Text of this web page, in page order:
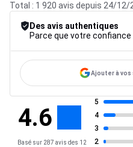
Total : 1 920 avis depuis 24/12/
Des avis authentiques
Ajouter à
4.6
Basé sur 287 avis des 12
5
4
3
2